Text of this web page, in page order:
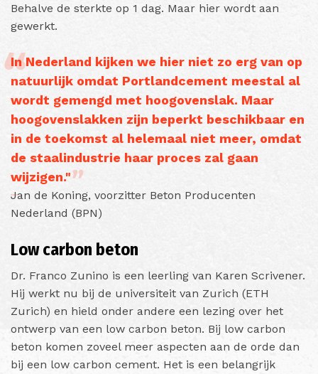
Behalve de sterkte op 1 dag. Maar hier wordt aan
gewerkt.
In Nederland kijken we hier niet zo erg van op
natuurlijk omdat Portlandcement meestal al
wordt gemengd met hoogovenslak. Maar
hoogovenslakken zijn beperkt beschikbaar en
in de toekomst al helemaal niet meer, omdat
de staalindustrie haar proces zal gaan
wijzigen."
Jan de Koning, voorzitter Beton Producenten
Nederland (BPN)
Low carbon beton
Dr. Franco Zunino is een leerling van Karen Scrivener.
Hij werkt nu bij de universiteit van Zurich (ETH
Zurich) en hield onder andere een lezing over het
ontwerp van een low carbon beton. Bij low carbon
beton komen zoveel meer aspecten aan de orde dan
bij een low carbon cement. Het is een belangrijk